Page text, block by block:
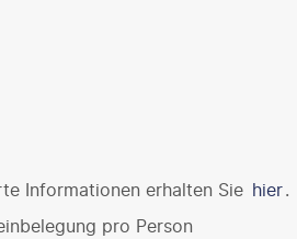
Informationen erhalten Sie hier .
pro Person